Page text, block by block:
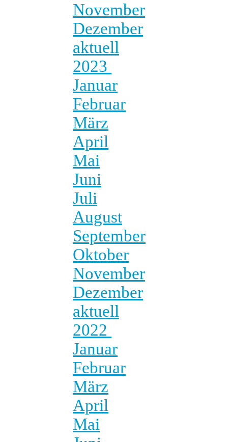
November
Dezember
aktuell
2023
Januar
Februar
März
April
Mai
Juni
Juli
August
September
Oktober
November
Dezember
aktuell
2022
Januar
Februar
März
April
Mai